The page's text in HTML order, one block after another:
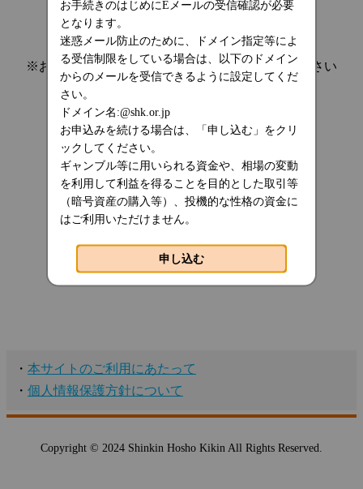
※お手続きを中断する場合は、画面を閉じてください
お手続きのはじめにEメールの受信確認が必要
となります。
迷惑メール防止のために、ドメイン指定等によ
る受信制限をしている場合は、以下のドメイン
からのメールを受信できるように設定してくだ
さい。
ドメイン名:@shk.or.jp
お申込みを続ける場合は、「申し込む」をクリ
ックしてください。
ギャンブル等に用いられる資金や、相場の変動
を利用して利益を得ることを目的とした取引等
（暗号資産の購入等）、投機的な性格の資金に
はご利用いただけません。
申し込む
・ 本サイトのご利用にあたって
・ 個人情報保護方針について
Copyright © 2024 Shinkin Hosho Kikin All Rights Reserved.